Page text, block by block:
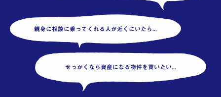
施工事例
親身に相談に乗ってくれる人が近くにいたら...
せっかくなら資産になる物件を買いたい...